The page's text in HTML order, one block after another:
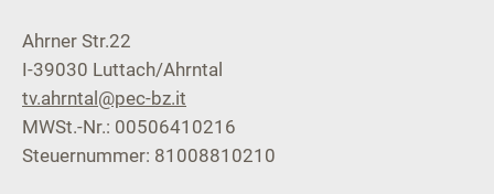
Ahrner Str.22
I-39030 Luttach/Ahrntal
tv.ahrntal@pec-bz.it
MWSt.-Nr.: 00506410216
Steuernummer: 81008810210